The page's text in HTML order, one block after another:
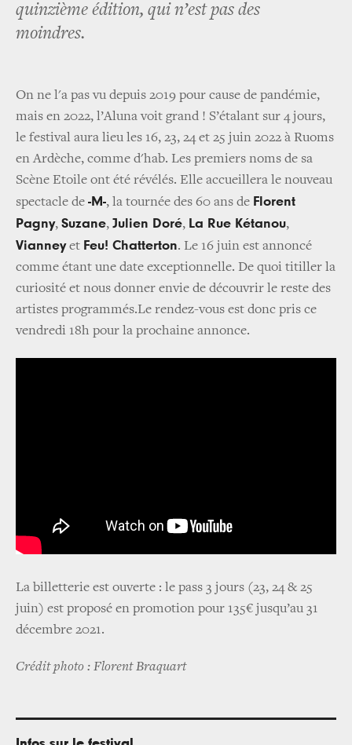
quinzième édition, qui n’est pas des
moindres.
On ne l'a pas vu depuis 2019 pour cause de pandémie,
mais en 2022, l’Aluna voit grand ! S’étalant sur 4 jours,
le festival aura lieu les 16, 23, 24 et 25 juin 2022 à Ruoms
en Ardèche, comme d'hab. Les premiers noms de sa
Scène Etoile ont été révélés. Elle accueillera le nouveau
spectacle de -M-, la tournée des 60 ans de Florent
Pagny, Suzane, Julien Doré, La Rue Kétanou,
Vianneyet Feu! Chatterton. Le 16 juin est annoncé
comme étant une date exceptionnelle. De quoi titiller la
curiosité et nous donner envie de découvrir le reste des
artistes programmés.Le rendez-vous est donc pris ce
vendredi 18h pour la prochaine annonce.
La billetterie est ouverte : le pass 3 jours (23, 24 & 25
juin) est proposé en promotion pour 135€ jusqu’au 31
décembre 2021.
Crédit photo : Florent Braquart